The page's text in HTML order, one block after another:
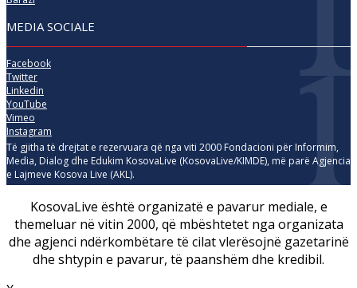
MEDIA SOCIALE
Facebook
Twitter
Linkedin
YouTube
Vimeo
Instagram
Të gjitha të drejtat e rezervuara që nga viti 2000 Fondacioni për Informim,
Media, Dialog dhe Edukim KosovaLive (KosovaLive/KIMDE), më parë Agjencia
e Lajmeve Kosova Live (AKL).
KosovaLive është organizatë e pavarur mediale, e
themeluar në vitin 2000, që mbështetet nga organizata
dhe agjenci ndërkombëtare të cilat vlerësojnë gazetarinë
dhe shtypin e pavarur, të paanshëm dhe kredibil.